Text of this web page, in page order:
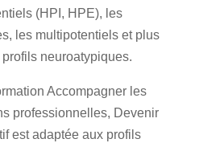
(HPI, HPE), les
les multipotentiels et plus
profils neuroatypiques.
Accompagner les
professionnelles, Devenir
est adaptée aux profils